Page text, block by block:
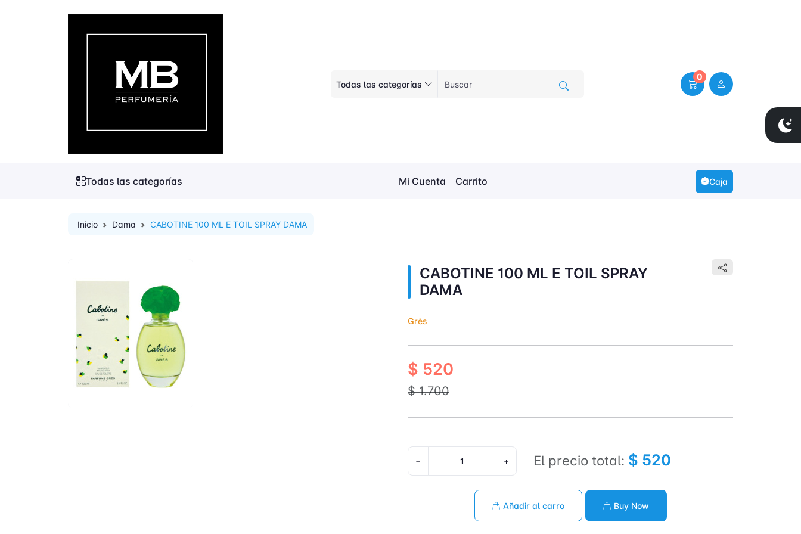
Todas las categorías
0
Todas las categorías Mi Cuenta Carrito Caja
Inicio Dama CABOTINE 100 ML E TOIL SPRAY DAMA
CABOTINE 100 ML E TOIL SPRAY
DAMA
Grès
$ 520
$ 1.700
− + El precio total: $ 520
Añadir al carro Buy Now